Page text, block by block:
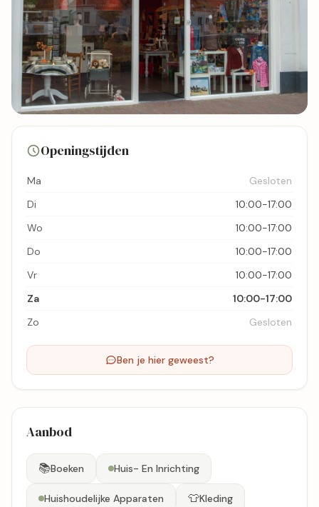
Bekijk kaart
Openingstijden
Ma
Gesloten
Di
10:00-17:00
Wo
10:00-17:00
Do
10:00-17:00
Vr
10:00-17:00
Za
10:00-17:00
Zo
Gesloten
Ben je hier geweest?
Aanbod
📚Boeken Huis- En Inrichting
Huishoudelijke Apparaten 👕Kleding